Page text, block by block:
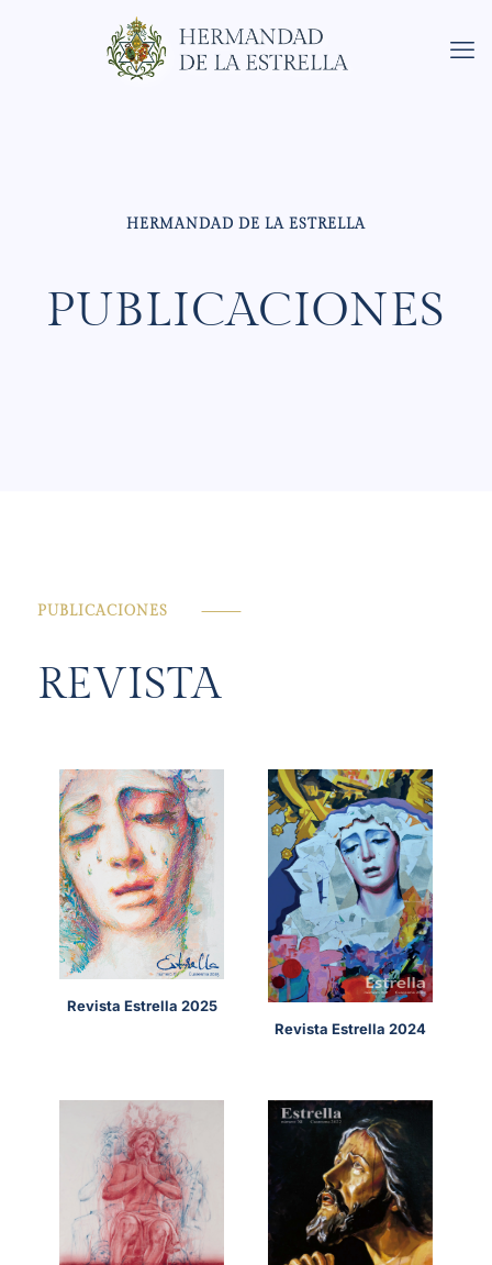
HERMANDAD DE LA ESTRELLA
PUBLICACIONES
PUBLICACIONES ⸻
REVISTA
Revista Estrella 2025
Revista Estrella 2024